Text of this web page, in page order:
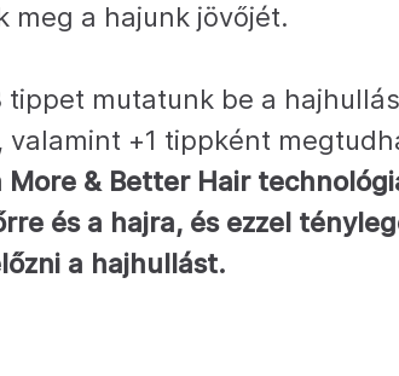
meg a hajunk jövőjét.
tippet mutatunk be a hajhullás
valamint +1 tippként
More & Better Hair
és a hajra, és ezzel
a hajhullást.